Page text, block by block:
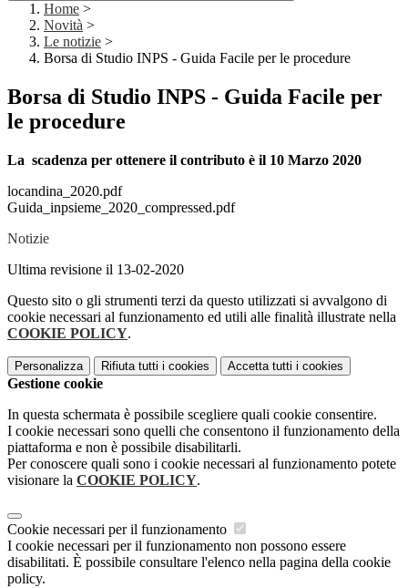
Home >
Novità >
Le notizie >
Borsa di Studio INPS - Guida Facile per le procedure
Borsa di Studio INPS - Guida Facile per
le procedure
La scadenza per ottenere il contributo è il 10 Marzo 2020
locandina_2020.pdf
Guida_inpsieme_2020_compressed.pdf
Notizie
Ultima revisione il 13-02-2020
Questo sito o gli strumenti terzi da questo utilizzati si avvalgono di
cookie necessari al funzionamento ed utili alle finalità illustrate nella
COOKIE POLICY.
Personalizza Rifiuta tutti i cookies Accetta tutti i cookies
Gestione cookie
In questa schermata è possibile scegliere quali cookie consentire.
I cookie necessari sono quelli che consentono il funzionamento della
piattaforma e non è possibile disabilitarli.
Per conoscere quali sono i cookie necessari al funzionamento potete
visionare la COOKIE POLICY.
Cookie necessari per il funzionamento
I cookie necessari per il funzionamento non possono essere
disabilitati. È possibile consultare l'elenco nella pagina della cookie
policy.